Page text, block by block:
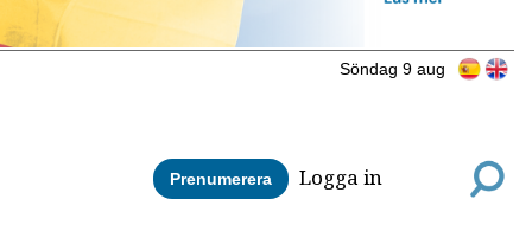
Söndag 9 aug
Prenumerera Logga in